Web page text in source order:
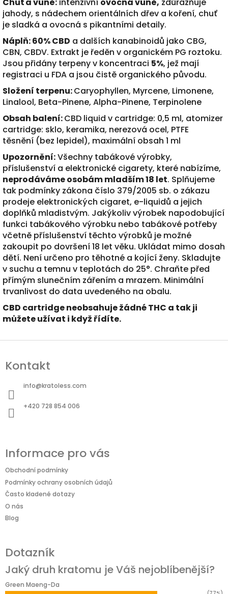
jahody, s nádechem orientálních dřev a koření, chuť
je sladká a ovocná s pikantními detaily.
Náplň: 60% CBD a dalších kanabinoidů jako CBG,
CBN, CBDV. Extrakt je ředěn v organickém PG roztoku.
Jsou přidány terpeny v koncentraci 5%, jež mají
registraci u FDA a jsou čistě organického původu.
Složení terpenu:Caryophyllen, Myrcene, Limonene,
Linalool, Beta-Pinene, Alpha-Pinene, Terpinolene
Obsah balení:CBD liquid v cartridge: 0,5 ml, atomizer
cartridge: sklo, keramika, nerezová ocel, PTFE
těsnění (bez lepidel), maximální obsah 1 ml
Upozornění:Všechny tabákové výrobky,
příslušenství a elektronické cigarety, které nabízíme,
neprodáváme osobám mladším 18 let. Splňujeme
tak podmínky zákona číslo 379/2005 sb. o zákazu
prodeje elektronických cigaret, e-liquidů a jejich
doplňků mladistvým. Jakýkoliv výrobek napodobující
funkci tabákového výrobku nebo tabákové potřeby
včetně příslušenství těchto výrobků je možné
zakoupit po dovršení 18 let věku. Ukládat mimo dosah
dětí. Není určeno pro těhotné a kojící ženy. Skladujte
v suchu a temnu v teplotách do 25°. Chraňte před
přímým slunečním zářením a mrazem. Minimální
trvanlivost do data uvedeného na obalu.
CBD cartridge neobsahuje žádné THC a tak ji
můžete užívat i když řídíte.
á
p
Kontakt
info@kratoless.com
+420 728 854 006
Informace pro vás
Obchodní podmínky
Podmínky ochrany osobních údajů
Často kladené dotazy
O nás
Blog
Dotazník
Jaký druh kratomu je Váš nejoblíbenější?
Green Maeng-Da